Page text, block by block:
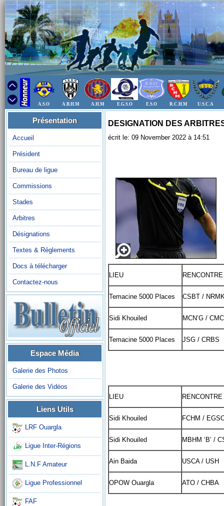
A.S.O A.B.H.M A.H.M E.G.S.O E.S.O R.C.H.M U.S.C.A
Présentation
Accueil
Président
Bureau de ligue
Commissions
Stades
Arbitres
Désignations
Textes & Réglements
Docs à télécharger
Contactez-nous
Espace Média
Galerie des Photos
Galerie des Vidéos
Liens Utils
LRF Ouargla
Ligue Inter-Régions
L.N.F Amateur
Ligue Professionnel
FAF
DESIGNATION DES
écrit le: 09 November 2022 à 14:51
LIEU RENCONTRE
Temacine 5000 Places CSBT /
Sidi Khouiled MCN’G / CMC
Temacine 5000 Places JSG / CRBS
LIEU RENCONTRE
Sidi Khouiled FCHM /
Sidi Khouiled MBHM ‘B’ /
Ain Baida USCA / USH
OPOW Ouargla ATO / CHBA